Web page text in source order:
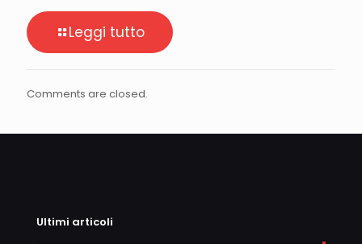
Leggi tutto
Comments are closed.
Ultimi articoli